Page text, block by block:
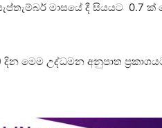
මාසයේ දී සියයට 0.7 ක්
මෙම උද්ධමන අනුපාත